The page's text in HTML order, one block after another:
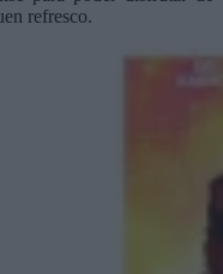
refresco.